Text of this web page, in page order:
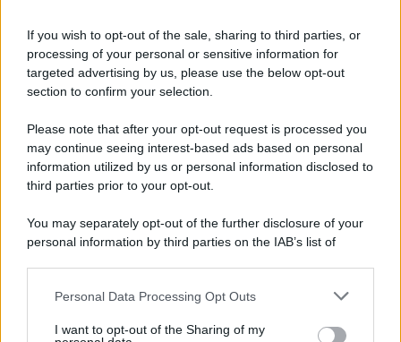
If you wish to opt-out of the sale, sharing to third parties, or
processing of your personal or sensitive information for
targeted advertising by us, please use the below opt-out
section to confirm your selection.
Please note that after your opt-out request is processed you
may continue seeing interest-based ads based on personal
information utilized by us or personal information disclosed to
third parties prior to your opt-out.
You may separately opt-out of the further disclosure of your
personal information by third parties on the IAB’s list of
This information may also be disclosed by us to third parties
disclose it to other third parties.
Personal Data Processing Opt Outs
I want to opt-out of the Sharing of my
© 2026 - Pianeta Design - P.IVA 04827280654 - Testata
Registrata Al Tribunale Di Nocera Inferiore N. 8/2020 - RG N.
ISCRIZIONE AL ROC N. 35792 – ISCRITTA ALL’ANSO
(ASSOCIAZIONE NAZIONALE STAMPA ONLINE)
PREFERENZE PRIVACY